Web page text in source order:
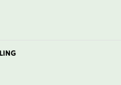
avancerede Protector-
du ikke
af langtidsholdbare
kunder